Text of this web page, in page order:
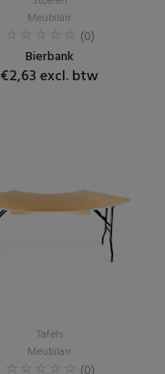
Meubilair
(0)
Bierbank
€2,63 excl. btw
Tafels
Meubilair